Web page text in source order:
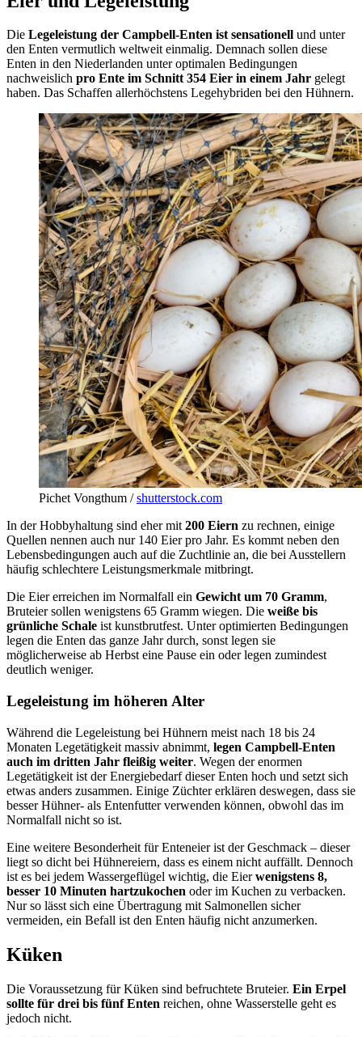
Die Legeleistung der Campbell-Enten ist sensationell und unter
den Enten vermutlich weltweit einmalig. Demnach sollen diese
Enten in den Niederlanden unter optimalen Bedingungen
nachweislich pro Ente im Schnitt 354 Eier in einem Jahr gelegt
haben. Das Schaffen allerhöchstens Legehybriden bei den Hühnern.
Pichet Vongthum /shutterstock.com
In der Hobbyhaltung sind eher mit200 Eiern zu rechnen, einige
Quellen nennen auch nur 140 Eier pro Jahr. Es kommt neben den
Lebensbedingungen auch auf die Zuchtlinie an, die bei Ausstellern
häufig schlechtere Leistungsmerkmale mitbringt.
Die Eier erreichen im Normalfall ein Gewicht um 70 Gramm,
Bruteier sollen wenigstens 65 Gramm wiegen. Die weiße bis
grünliche Schale ist kunstbrutfest. Unter optimierten Bedingungen
legen die Enten das ganze Jahr durch, sonst legen sie
möglicherweise ab Herbst eine Pause ein oder legen zumindest
deutlich weniger.
Legeleistung im höheren Alter
Während die Legeleistung bei Hühnern meist nach 18 bis 24
Monaten Legetätigkeit massiv abnimmt, legen Campbell-Enten
auch im dritten Jahr fleißig weiter. Wegen der enormen
Legetätigkeit ist der Energiebedarf dieser Enten hoch und setzt sich
etwas anders zusammen. Einige Züchter erklären deswegen, dass sie
besser Hühner- als Entenfutter verwenden können, obwohl das im
Normalfall nicht so ist.
Eine weitere Besonderheit für Enteneier ist der Geschmack – dieser
liegt so dicht bei Hühnereiern, dass es einem nicht auffällt. Dennoch
ist es bei jedem Wassergeflügel wichtig, die Eierwenigstens 8,
besser 10 Minuten hartzukochen oder im Kuchen zu verbacken.
Nur so lässt sich eine Übertragung mit Salmonellen sicher
vermeiden, ein Befall ist den Enten häufig nicht anzumerken.
Küken
Die Voraussetzung für Küken sind befruchtete Bruteier. Ein Erpel
sollte für drei bis fünf Enten reichen, ohne Wasserstelle geht es
jedoch nicht.